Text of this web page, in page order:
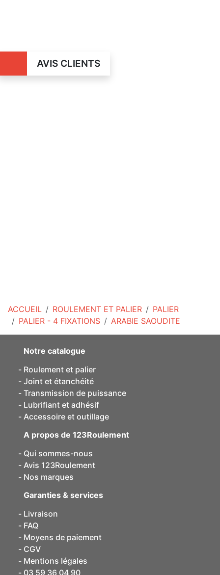
ACCUEIL ROULEMENT ET PALIER
PALIER
PALIER - 4 FIXATIONS
ARABIE SAOUDITE
AVIS CLIENTS
Notre catalogue
Roulement et palier
Joint et étanchéité
Transmission de puissance
Lubrifiant et adhésif
Accessoire et outillage
A propos de 123Roulement
Qui sommes-nous
Avis 123Roulement
Nos marques
Garanties & services
Livraison
FAQ
Moyens de paiement
CGV
Mentions légales
03 59 36 04 90